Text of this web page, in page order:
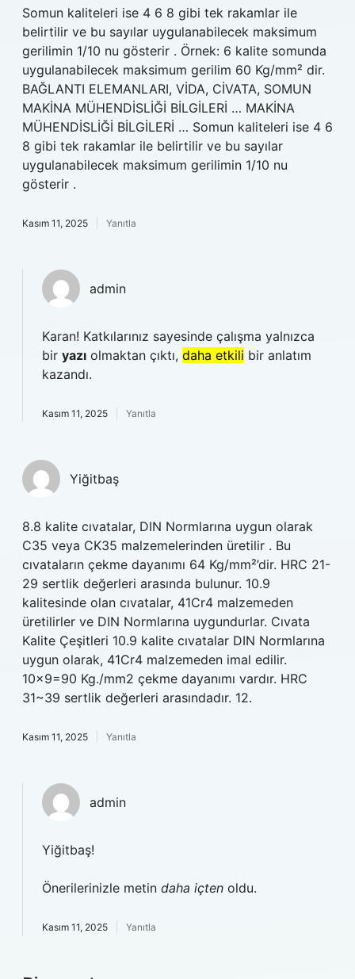
Somun kaliteleri ise 4 6 8 gibi tek rakamlar ile
belirtilir ve bu sayılar uygulanabilecek maksimum
gerilimin 1/10 nu gösterir . Örnek: 6 kalite somunda
uygulanabilecek maksimum gerilim 60 Kg/mm² dir.
BAĞLANTI ELEMANLARI, VİDA, CİVATA, SOMUN
MAKİNA MÜHENDİSLİĞİ BİLGİLERİ … MAKİNA
MÜHENDİSLİĞİ BİLGİLERİ … Somun kaliteleri ise 4 6
8 gibi tek rakamlar ile belirtilir ve bu sayılar
uygulanabilecek maksimum gerilimin 1/10 nu
gösterir .
Kasım 11, 2025 Yanıtla
admin
Karan! Katkılarınız sayesinde çalışma yalnızca
bir yazı olmaktan çıktı, daha etkili bir anlatım
kazandı.
Kasım 11, 2025 Yanıtla
Yiğitbaş
8.8 kalite cıvatalar, DIN Normlarına uygun olarak
C35 veya CK35 malzemelerinden üretilir . Bu
cıvataların çekme dayanımı 64 Kg/mm²’dir. HRC 21-
29 sertlik değerleri arasında bulunur. 10.9
kalitesinde olan cıvatalar, 41Cr4 malzemeden
üretilirler ve DIN Normlarına uygundurlar. Cıvata
Kalite Çeşitleri 10.9 kalite cıvatalar DIN Normlarına
uygun olarak, 41Cr4 malzemeden imal edilir.
10×9=90 Kg./mm2 çekme dayanımı vardır. HRC
31~39 sertlik değerleri arasındadır. 12.
Kasım 11, 2025 Yanıtla
admin
Yiğitbaş!
Önerilerinizle metin daha içten oldu.
Kasım 11, 2025 Yanıtla